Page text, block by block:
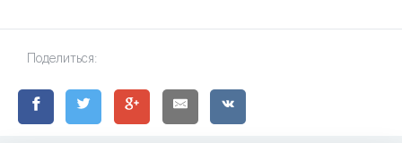
Поделиться: